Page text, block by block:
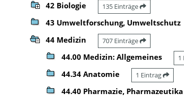
42 Biologie 135 Einträge
43 Umweltforschung, Umweltschutz
44 Medizin 707 Einträge
44.00 Medizin: Allgemeines 1
44.34 Anatomie 1 Eintrag
44.40 Pharmazie, Pharmazeutika